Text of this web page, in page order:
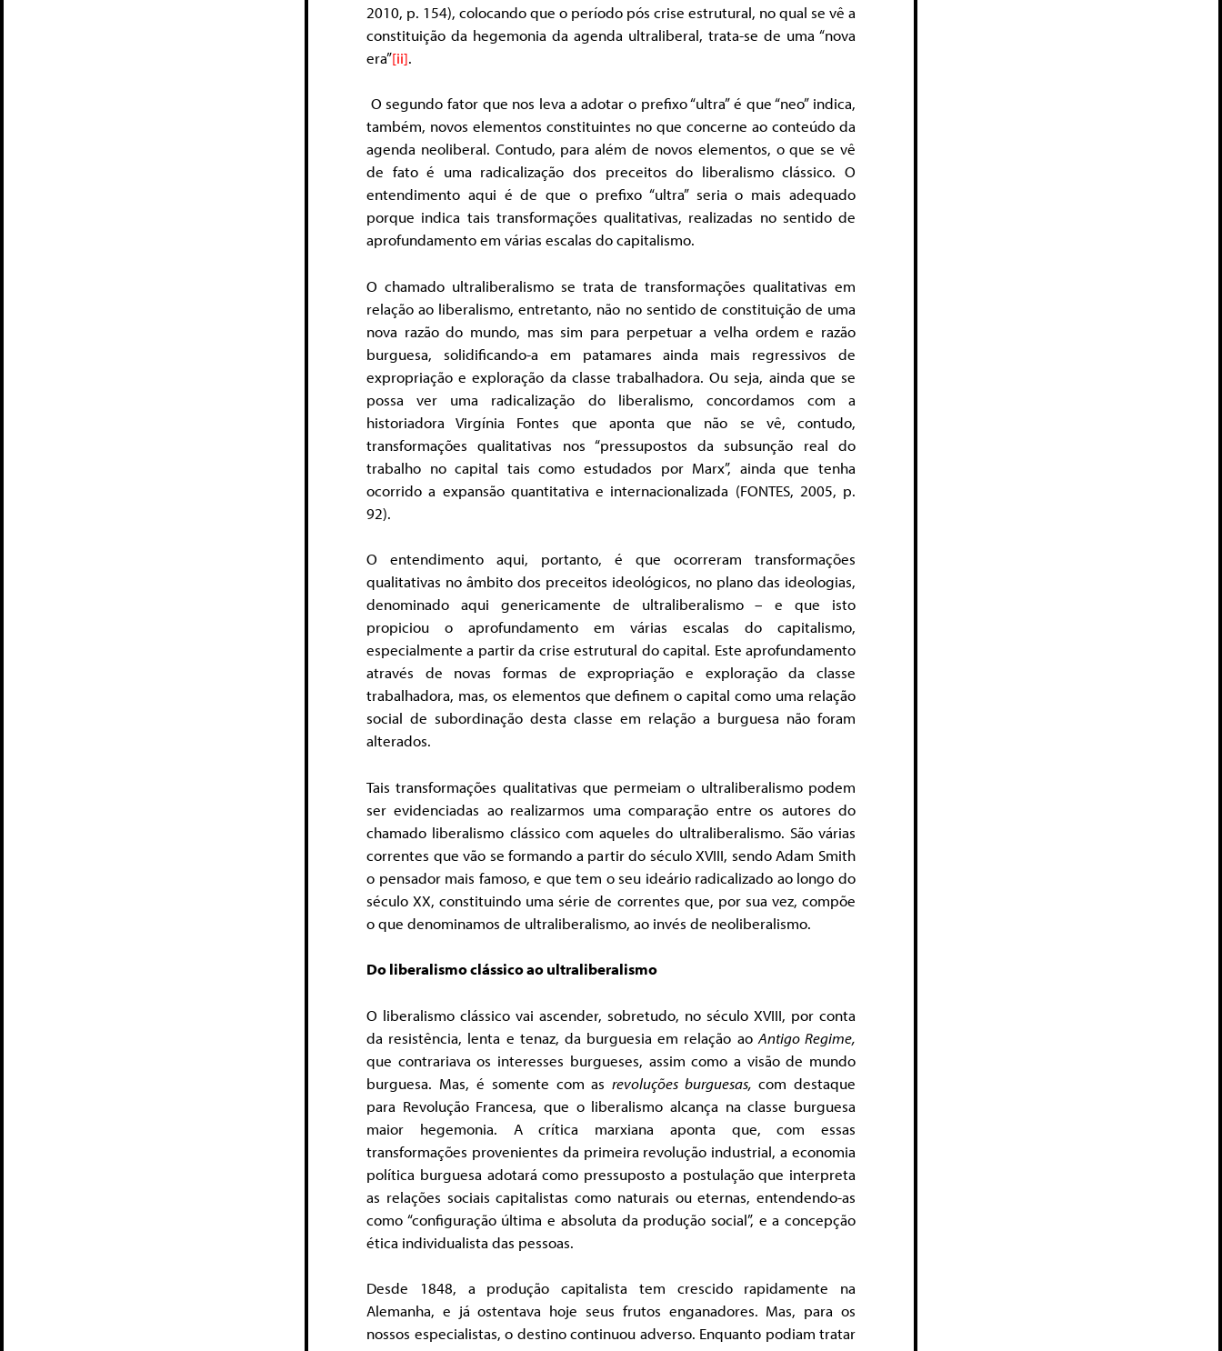
2010, p. 154), colocando que o período pós crise estrutural, no qual se vê a
constituição da hegemonia da agenda ultraliberal, trata-se de uma “nova
era”[ii].
O segundo fator que nos leva a adotar o prefixo “ultra” é que “neo” indica,
também, novos elementos constituintes no que concerne ao conteúdo da
agenda neoliberal. Contudo, para além de novos elementos, o que se vê
de fato é uma radicalização dos preceitos do liberalismo clássico. O
entendimento aqui é de que o prefixo “ultra” seria o mais adequado
porque indica tais transformações qualitativas, realizadas no sentido de
aprofundamento em várias escalas do capitalismo.
O chamado ultraliberalismo se trata de transformações qualitativas em
relação ao liberalismo, entretanto, não no sentido de constituição de uma
nova razão do mundo, mas sim para perpetuar a velha ordem e razão
burguesa, solidificando-a em patamares ainda mais regressivos de
expropriação e exploração da classe trabalhadora. Ou seja, ainda que se
possa ver uma radicalização do liberalismo, concordamos com a
historiadora Virgínia Fontes que aponta que não se vê, contudo,
transformações qualitativas nos “pressupostos da subsunção real do
trabalho no capital tais como estudados por Marx”, ainda que tenha
ocorrido a expansão quantitativa e internacionalizada (FONTES, 2005, p.
92).
O entendimento aqui, portanto, é que ocorreram transformações
qualitativas no âmbito dos preceitos ideológicos, no plano das ideologias,
denominado aqui genericamente de ultraliberalismo – e que isto
propiciou o aprofundamento em várias escalas do capitalismo,
especialmente a partir da crise estrutural do capital. Este aprofundamento
através de novas formas de expropriação e exploração da classe
trabalhadora, mas, os elementos que definem o capital como uma relação
social de subordinação desta classe em relação a burguesa não foram
alterados.
Tais transformações qualitativas que permeiam o ultraliberalismo podem
ser evidenciadas ao realizarmos uma comparação entre os autores do
chamado liberalismo clássico com aqueles do ultraliberalismo. São várias
correntes que vão se formando a partir do século XVIII, sendo Adam Smith
o pensador mais famoso, e que tem o seu ideário radicalizado ao longo do
século XX, constituindo uma série de correntes que, por sua vez, compõe
o que denominamos de ultraliberalismo, ao invés de neoliberalismo.
Do liberalismo clássico ao ultraliberalismo
O liberalismo clássico vai ascender, sobretudo, no século XVIII, por conta
da resistência, lenta e tenaz, da burguesia em relação ao Antigo Regime,
que contrariava os interesses burgueses, assim como a visão de mundo
burguesa. Mas, é somente com asrevoluções burguesas,com destaque
para Revolução Francesa, que o liberalismo alcança na classe burguesa
maior hegemonia. A crítica marxiana aponta que, com essas
transformações provenientes da primeira revolução industrial, a economia
política burguesa adotará como pressuposto a postulação que interpreta
as relações sociais capitalistas como naturais ou eternas, entendendo-as
como “configuração última e absoluta da produção social”, e a concepção
ética individualista das pessoas.
Desde 1848, a produção capitalista tem crescido rapidamente na
Alemanha, e já ostentava hoje seus frutos enganadores. Mas, para os
nossos especialistas, o destino continuou adverso. Enquanto podiam tratar